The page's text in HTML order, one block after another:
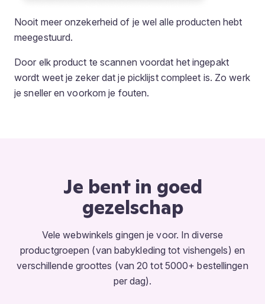
Nooit meer onzekerheid of je wel alle producten hebt
meegestuurd.
Door elk product te scannen voordat het ingepakt
wordt weet je zeker dat je picklijst compleet is. Zo werk
je sneller en voorkom je fouten.
Je bent in goed
gezelschap
Vele webwinkels gingen je voor. In diverse
productgroepen (van babykleding tot vishengels) en
verschillende groottes (van 20 tot 5000+ bestellingen
per dag).